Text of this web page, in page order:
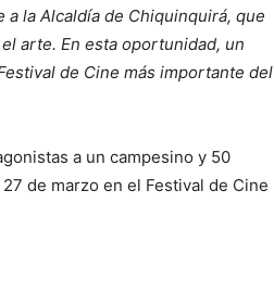
la Alcaldía de Chiquinquirá, que
arte. En esta oportunidad, un
de Cine más importante del
a un campesino y 50
de marzo en el Festival de Cine